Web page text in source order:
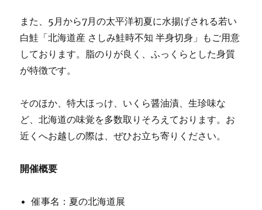
また、5月から7月の太平洋初夏に水揚げされる若い
白鮭「北海道産 さしみ鮭時不知 半身切身」もご用意
しております。脂のりが良く、ふっくらとした身質
が特徴です。
そのほか、特大ほっけ、いくら醤油漬、生珍味な
ど、北海道の味覚を多数取りそろえております。お
近くへお越しの際は、ぜひお立ち寄りください。
開催概要
催事名：夏の北海道展